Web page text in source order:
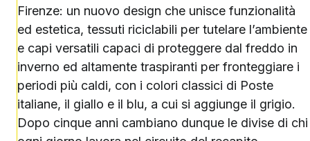
Firenze: un nuovo design che unisce funzionalità
ed estetica, tessuti riciclabili per tutelare l’ambiente
e capi versatili capaci di proteggere dal freddo in
inverno ed altamente traspiranti per fronteggiare i
periodi più caldi, con i colori classici di Poste
italiane, il giallo e il blu, a cui si aggiunge il grigio.
Dopo cinque anni cambiano dunque le divise di chi